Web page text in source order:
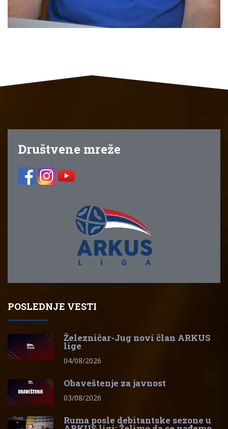
Društvene mreže
POSLEDNJE VESTI
Železničar-Jug novi član ARKUS
lige
04/08/2026
Obaveštenje za javnost
03/08/2026
Ruma posle debitantske sezone u